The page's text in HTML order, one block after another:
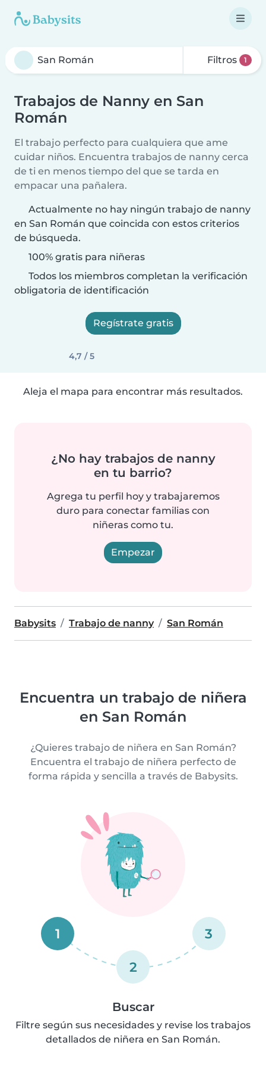
Filtros 1
Trabajos de Nanny en San
Román
El trabajo perfecto para cualquiera que ame
cuidar niños. Encuentra trabajos de nanny cerca
de ti en menos tiempo del que se tarda en
empacar una pañalera.
Actualmente no hay ningún trabajo de nanny
en San Román que coincida con estos criterios
de búsqueda.
100% gratis para niñeras
Todos los miembros completan la verificación
obligatoria de identificación
Regístrate gratis
4,7 / 5
Aleja el mapa para encontrar más resultados.
¿No hay trabajos de nanny
en tu barrio?
Agrega tu perfil hoy y trabajaremos
duro para conectar familias con
niñeras como tu.
Empezar
Babysits Trabajo de nanny San Román
Encuentra un trabajo de niñera
en San Román
¿Quieres trabajo de niñera en San Román?
Encuentra el trabajo de niñera perfecto de
forma rápida y sencilla a través de Babysits.
1
2
3
Buscar
Filtre según sus necesidades y revise los trabajos
detallados de niñera en San Román.